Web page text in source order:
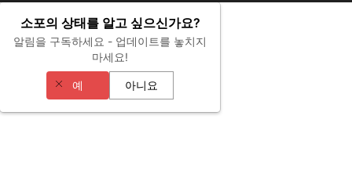
소포의 상태를 알고 싶으신가요?
알림을 구독하세요 - 업데이트를 놓치지
마세요!
예 아니요